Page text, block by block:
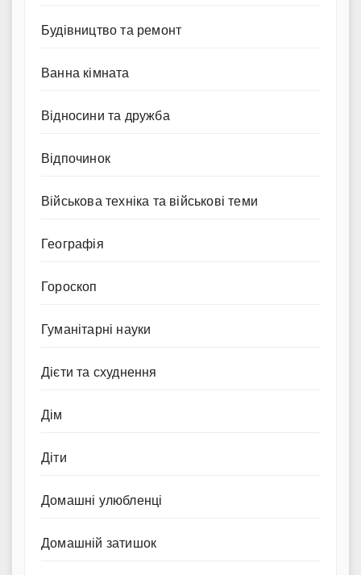
Будівництво та ремонт
Ванна кімната
Відносини та дружба
Відпочинок
Військова техніка та військові теми
Географія
Гороскоп
Гуманітарні науки
Дієти та схуднення
Дім
Діти
Домашні улюбленці
Домашній затишок